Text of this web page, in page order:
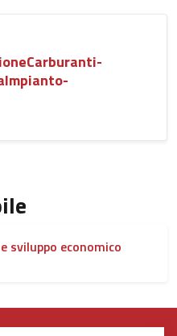
sviluppo economico